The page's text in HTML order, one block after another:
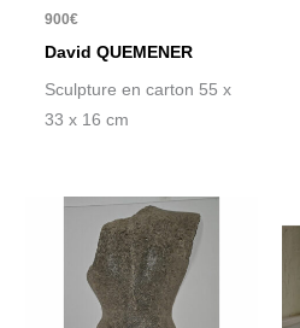
900€
David QUEMENER
Sculpture en carton 55 x
33 x 16 cm